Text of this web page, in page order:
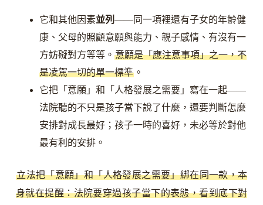
它和其他因素並列 ——同一項裡還有子女的年齡健
康、父母的照顧意願與能力、親子感情、有沒有一
方妨礙對方等等。 意願是「應注意事項」之一，不
是凌駕一切的單一標準 。
它把「意願」和「人格發展之需要」寫在一起——
法院聽的不只是孩子當下說了什麼，還要判斷怎麼
安排對成長最好；孩子一時的喜好，未必等於對他
最有利的安排。
立法把「意願」和「人格發展之需要」綁在同一款，本
身就在提醒：法院要穿過孩子當下的表態，看到底下對